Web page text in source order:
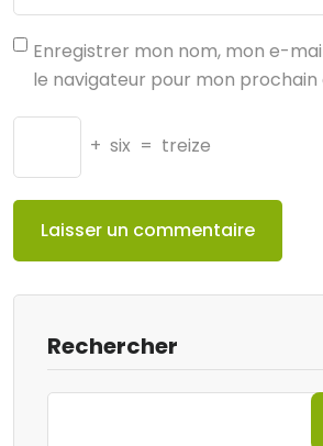
Enregistrer mon nom, mon e-
le navigateur pour mon
+ six = treize
Rechercher